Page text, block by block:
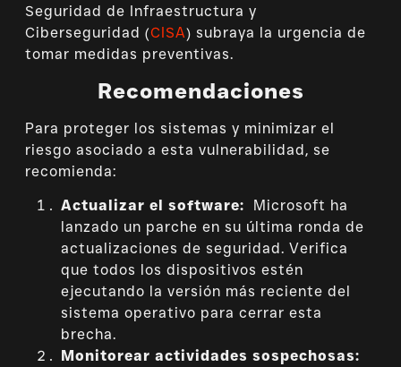
Seguridad de Infraestructura y
Ciberseguridad (CISA) subraya la urgencia de
tomar medidas preventivas.
Recomendaciones
Para proteger los sistemas y minimizar el
riesgo asociado a esta vulnerabilidad, se
recomienda:
Actualizar el software: Microsoft ha
lanzado un parche en su última ronda de
actualizaciones de seguridad. Verifica
que todos los dispositivos estén
ejecutando la versión más reciente del
sistema operativo para cerrar esta
brecha.
Monitorear actividades sospechosas: